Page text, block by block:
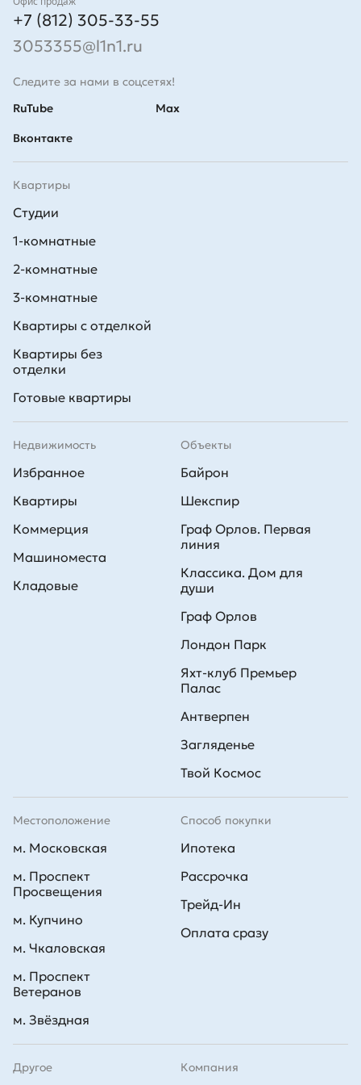
+7 (812) 305-33-55
3053355@l1n1.ru
Следите за нами в соцсетях!
RuTube
Вконтакте
Max
Квартиры
Студии
1-комнатные
2-комнатные
3-комнатные
Квартиры с отделкой
Квартиры без
отделки
Готовые квартиры
Недвижимость
Избранное
Квартиры
Коммерция
Машиноместа
Кладовые
Способ покупки
Ипотека
Рассрочка
Трейд-Ин
Оплата сразу
Объекты
Байрон
Шекспир
Граф Орлов. Первая
линия
Классика. Дом для
души
Граф Орлов
Лондон Парк
Яхт-клуб Премьер
Палас
Антверпен
Загляденье
Твой Космос
Другое Компания
Местоположение
м. Московская
м. Проспект
Просвещения
м. Купчино
м. Чкаловская
м. Проспект
Ветеранов
м. Звёздная